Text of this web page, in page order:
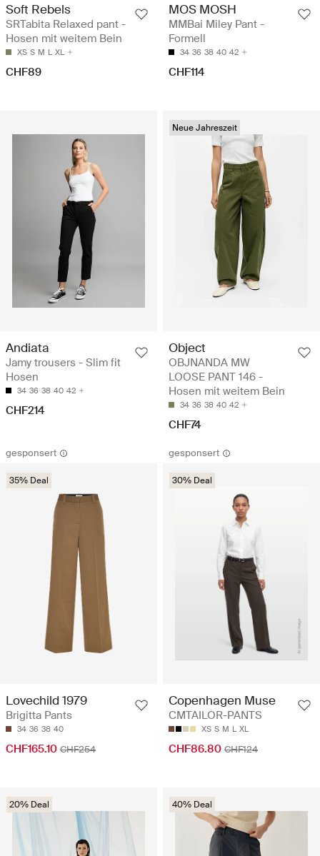
Soft Rebels
SRTabita Relaxed pant -
Hosen mit weitem Bein
XS S M L XL
CHF89
MOS MOSH
MMBai Miley Pant -
Formell
34 36 38 40 42
CHF114
Andiata
Jamy trousers - Slim fit
Hosen
34 36 38 40 42
CHF214
Neue Jahreszeit
Object
OBJNANDA MW
LOOSE PANT 146 -
Hosen mit weitem Bein
34 36 38 40 42
CHF74
gesponsert
35% Deal
Lovechild 1979
Brigitta Pants
34 36 38 40
CHF165.10 CHF254
gesponsert
30% Deal
Copenhagen Muse
CMTAILOR-PANTS
XS S M L XL
CHF86.80 CHF124
20% Deal 40% Deal